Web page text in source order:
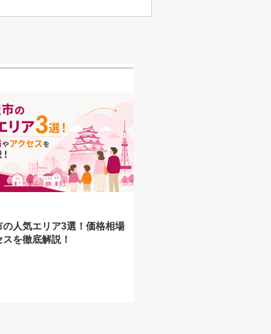
の人気エリア3選！価格相場
を徹底解説！